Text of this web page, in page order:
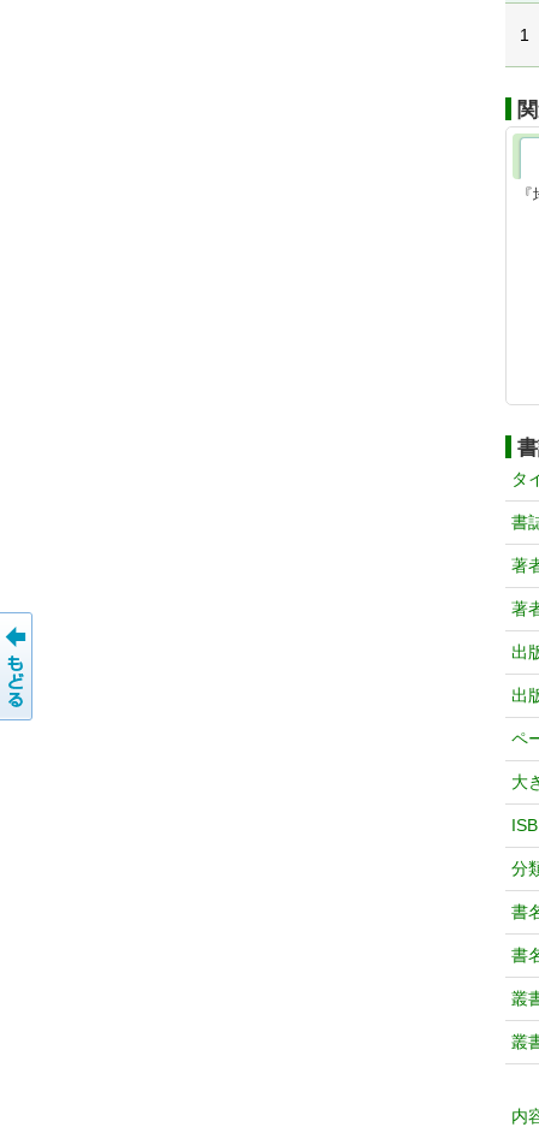
1
タ
書
著
著
出
出
ペ
大
分
書
書
叢
叢
内